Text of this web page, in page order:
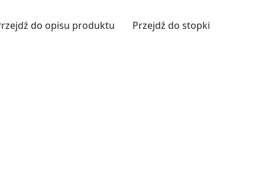
do opisu produktu Przejdź do stopki